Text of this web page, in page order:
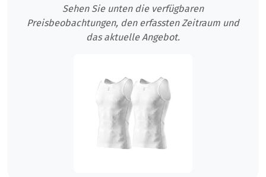
Sehen Sie unten die verfügbaren
Preisbeobachtungen, den erfassten Zeitraum und
das aktuelle Angebot.